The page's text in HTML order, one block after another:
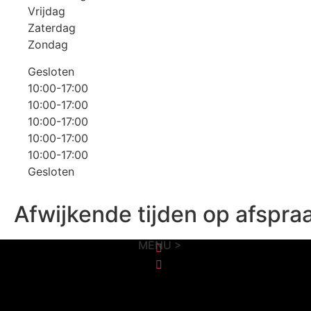
Vrijdag
Zaterdag
Zondag
Gesloten
10:00-17:00
10:00-17:00
10:00-17:00
10:00-17:00
10:00-17:00
Gesloten
Afwijkende tijden op
MENU >